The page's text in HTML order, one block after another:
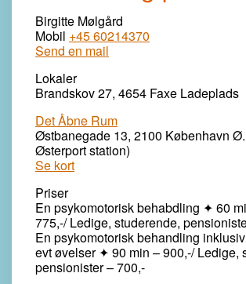
Birgitte Mølgård
Mobil +45 60214370
Send en mail
Lokaler
Brandskov 27, 4654 Faxe Ladeplads
Det Åbne Rum
Østbanegade 13, 2100 København
Østerport station)
Se kort
Priser
En psykomotorisk behabdling ✦ 60
775,-/ Ledige, studerende,
En psykomotorisk behandling
evt øvelser ✦ 90 min – 900,-/ Ledige,
pensionister – 700,-